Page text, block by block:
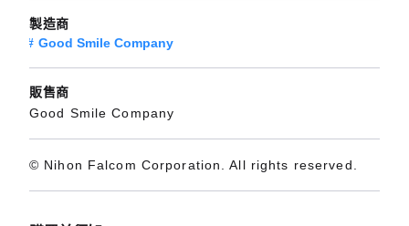
製造商
Good Smile Company
販售商
Good Smile Company
© Nihon Falcom Corporation. All rights reserved.